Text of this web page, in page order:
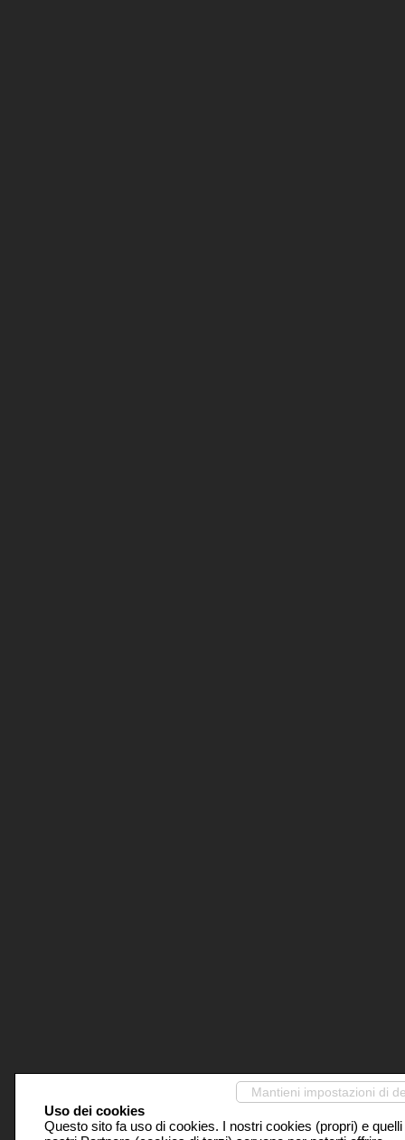
Mantieni impostazioni di
Uso dei cookies
Questo sito fa uso di cookies. I nostri cookies (propri) e quelli